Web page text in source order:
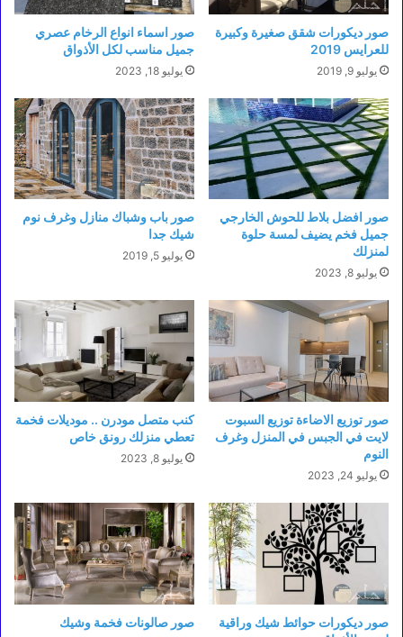
صور ديكورات شقق صغيرة وكبيرة
للعرايس 2019
يوليو 9, 2019
صور اسماء انواع الرخام عصري
جميل مناسب لكل الأذواق
يوليو 18, 2023
صور افضل بلاط للحوش الخارجي
جميل فخم يضيف لمسة حلوة
لمنزلك
يوليو 8, 2023
صور باب وشباك منازل وغرف نوم
شيك جدا
يوليو 5, 2019
صور توزيع الاضاءة توزيع السبوت
لايت في الجبس في المنزل وغرف
النوم
يوليو 24, 2023
كنب متصل مودرن .. موديلات فخمة
تعطي منزلك رونق خاص
يوليو 8, 2023
صور ديكورات حوائط شيك وراقية
صور صالونات فخمة وشيك